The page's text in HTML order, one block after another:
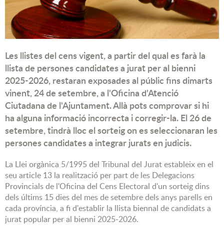
Les llistes del cens vigent, a partir del qual es farà la
llista de persones candidates a jurat per al bienni
2025-2026, restaran exposades al públic fins dimarts
vinent, 24 de setembre, a l'Oficina d'Atenció
Ciutadana de l'Ajuntament. Allà pots comprovar si hi
ha alguna informació incorrecta i corregir-la. El 26 de
setembre, tindrà lloc el sorteig on es seleccionaran les
persones candidates a integrar jurats en judicis.
La Llei orgànica 5/1995 del Tribunal del Jurat estableix en el
seu article 13 la realització per part de les Delegacions
Provincials de l'Oficina del Cens Electoral d'un sorteig dins
dels últims 15 dies del mes de setembre dels anys parells en
cada província, a fi d'establir la llista biennal de candidats a
jurat popular per al bienni 2025-2026.